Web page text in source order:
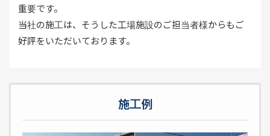
重要です。
当社の施工は、そうした工場施設のご担当者様からもご
好評をいただいております。
施工例